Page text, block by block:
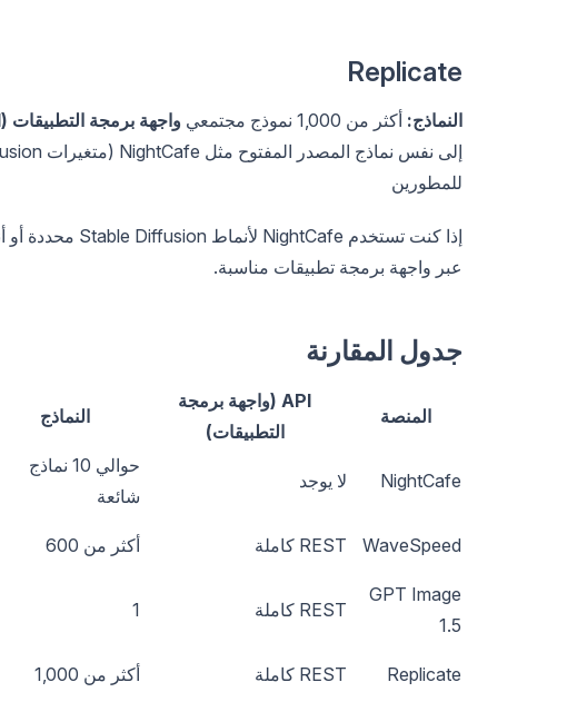
Replicate
النماذج: أكثر من 1,000 نموذج مجتمعي واجهة برمجة التطبيقات (API):
للمطورين
عبر واجهة برمجة تطبيقات مناسبة.
جدول المقارنة
المنصة
API (واجهة برمجة
التطبيقات)
النماذج
NightCafe لا يوجد
حوالي 10 نماذج
شائعة
WaveSpeed REST كاملة أكثر من 600
GPT Image
1.5
REST كاملة 1
Replicate REST كاملة أكثر من 1,000